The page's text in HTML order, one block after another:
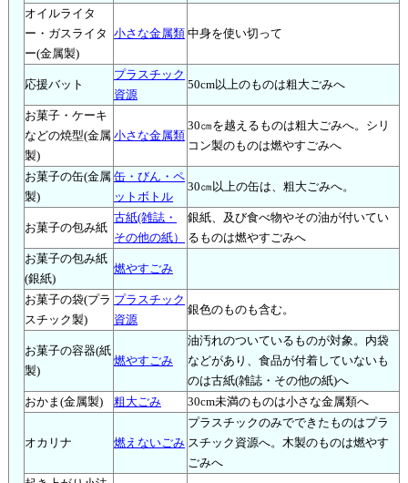
オイルライタ
ー・ガスライタ
ー(金属製)
小さな金属類 中身を使い切って
応援バット
プラスチック
資源
50cm以上のものは粗大ごみへ
お菓子・ケーキ
などの焼型(金属
製)
小さな金属類
30㎝を越えるものは粗大ごみへ。シリ
コン製のものは燃やすごみへ
お菓子の缶(金属
製)
缶・びん・ペ
ットボトル
30㎝以上の缶は、粗大ごみへ。
お菓子の包み紙
古紙(雑誌・
その他の紙）
銀紙、及び食べ物やその油が付いてい
るものは燃やすごみへ
お菓子の包み紙
(銀紙)
燃やすごみ
お菓子の袋(プラ
スチック製)
プラスチック
資源
銀色のものも含む。
お菓子の容器(紙
製)
燃やすごみ
油汚れのついているものが対象。内袋
などがあり、食品が付着していないも
のは古紙(雑誌・その他の紙)へ
おかま(金属製)
粗大ごみ 30cm未満のものは小さな金属類へ
オカリナ 燃えないごみ
プラスチックのみでできたものはプラ
スチック資源へ。木製のものは燃やす
ごみへ